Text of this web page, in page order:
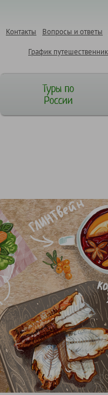
Вопросы и ответы
Контакты
График
Туры по
России